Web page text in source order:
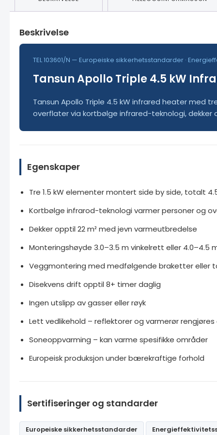
Beskrivelse
TEL 103601/N — Europeiske sikkerhetsstandarder ·
Tansun Apollo Triple 4.5 kW
Tansun Apollo Triple 4.5 kW infrared heater med
overflater via kortbølge infrared-teknologi, dekker
Egenskaper
Tre 1.5 kW elementer montert side by side, totalt
Kortbølge infrarod-teknologi varmer personer og
Dekker opptil 22 m² med jevn varmeutbredelse
Monteringshøyde 3.0–3.5 m vinkelrett eller 4.0–4.5
Veggmontering med medfølgende braketter eller
Disekvens drift opptil 8+ timer daglig
Ingen utslipp av gasser eller røyk
Lett vedlikehold – reflektorer og varmerør rengjøres
Soneoppvarming – kan varme spesifikke områder
Europeisk produksjon under bærekraftige forhold
Sertifiseringer og standarder
Europeiske sikkerhetsstandarder